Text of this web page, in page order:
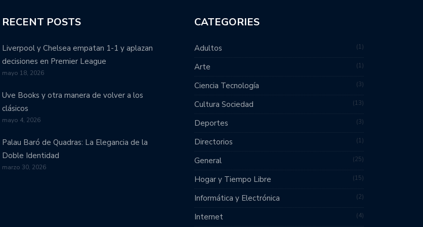
RECENT POSTS
Liverpool y Chelsea empatan 1-1 y aplazan
decisiones en Premier League
mayo 18, 2026
Uve Books y otra manera de volver a los
clásicos
mayo 4, 2026
Palau Baró de Quadras: La Elegancia de la
Doble Identidad
marzo 30, 2026
CATEGORIES
Adultos 1
Arte 1
Ciencia Tecnología 3
Cultura Sociedad 13
Deportes 3
Directorios 1
General 25
Hogar y Tiempo Libre 15
Informática y Electrónica 2
Internet 4